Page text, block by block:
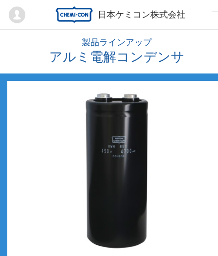
日本ケミコン株式会社
Mypage
製品ラインアップ
アルミ電解コンデンサ